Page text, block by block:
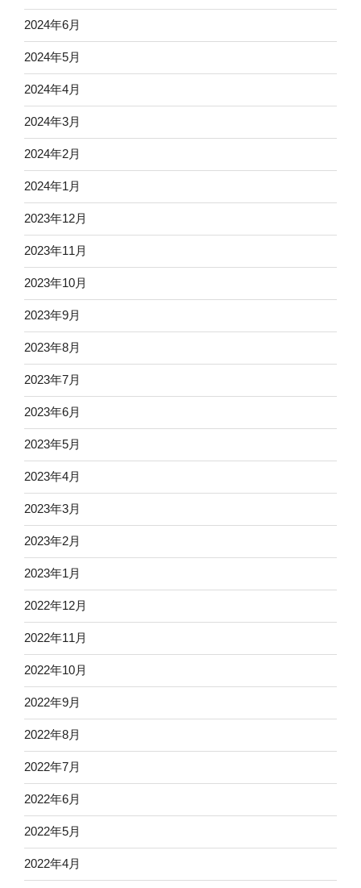
2024年6月
2024年5月
2024年4月
2024年3月
2024年2月
2024年1月
2023年12月
2023年11月
2023年10月
2023年9月
2023年8月
2023年7月
2023年6月
2023年5月
2023年4月
2023年3月
2023年2月
2023年1月
2022年12月
2022年11月
2022年10月
2022年9月
2022年8月
2022年7月
2022年6月
2022年5月
2022年4月